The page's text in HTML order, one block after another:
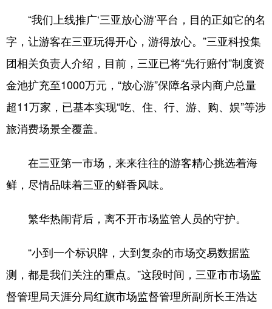
“我们上线推广‘三亚放心游’平台，目的正如它的名
字，让游客在三亚玩得开心，游得放心。”三亚科投集
团相关负责人介绍，目前，三亚已将“先行赔付”制度资
金池扩充至1000万元，“放心游”保障名录内商户总量
超11万家，已基本实现“吃、住、行、游、购、娱”等涉
旅消费场景全覆盖。
在三亚第一市场，来来往往的游客精心挑选着海
鲜，尽情品味着三亚的鲜香风味。
繁华热闹背后，离不开市场监管人员的守护。
“小到一个标识牌，大到复杂的市场交易数据监
测，都是我们关注的重点。”这段时间，三亚市市场监
督管理局天涯分局红旗市场监督管理所副所长王浩达